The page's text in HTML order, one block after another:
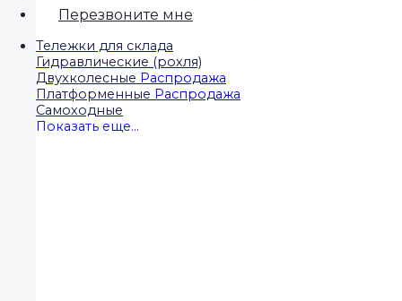
Перезвоните мне
Тележки для склада
Гидравлические (рохля)
Двухколесные
Платформенные
Самоходные
Показать еще...